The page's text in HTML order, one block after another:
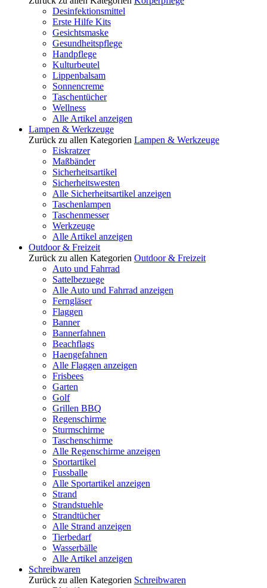
Desinfektionsmittel
Erste Hilfe Kits
Gesichtsmaske
Gesundheitspflege
Handpflege
Kulturbeutel
Lippenbalsam
Sonnencreme
Taschentücher
Wellness
Alle Artikel anzeigen
Lampen & Werkzeuge
Zurück zu allen Kategorien Lampen & Werkzeuge
Eiskratzer
Maßbänder
Sicherheitsartikel
Sicherheitswesten
Alle Sicherheitsartikel anzeigen
Taschenlampen
Taschenmesser
Werkzeuge
Alle Artikel anzeigen
Outdoor & Freizeit
Zurück zu allen Kategorien Outdoor & Freizeit
Auto und Fahrrad
Sattelbezuege
Alle Auto und Fahrrad anzeigen
Ferngläser
Flaggen
Banner
Bannerfahnen
Beachflags
Haengefahnen
Alle Flaggen anzeigen
Frisbees
Garten
Golf
Grillen BBQ
Regenschirme
Sturmschirme
Taschenschirme
Alle Regenschirme anzeigen
Sportartikel
Fussballe
Alle Sportartikel anzeigen
Strand
Strandstuehle
Strandtücher
Alle Strand anzeigen
Tierbedarf
Wasserbälle
Alle Artikel anzeigen
Schreibwaren
Zurück zu allen Kategorien Schreibwaren